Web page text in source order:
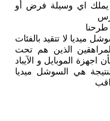
يملك اي وسيلة فرض أو
ميديا لا تتقيد بالفئات
الذين هم تحت
اجهزة الموبايل و الآيباد
هي السوشل ميديا